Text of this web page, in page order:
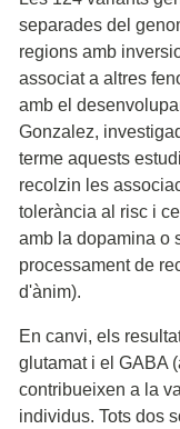
separades del
regions amb
associat a altres
amb el
Gonzalez,
terme aquests
recolzin les
tolerància al risc i
amb la dopamina o
processament de
d'ànim).
En canvi, els
glutamat i el GABA
contribueixen a la
individus. Tots dos